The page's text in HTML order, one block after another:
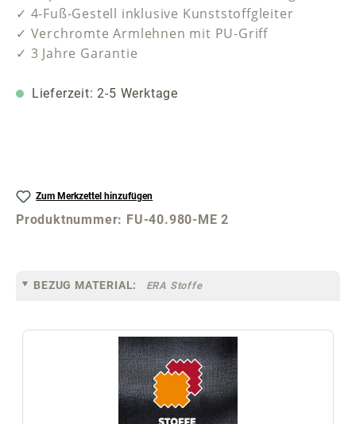
✓ 4-Fuß-Gestell inklusive Kunststoffgleiter
✓ Verchromte Armlehnen mit PU-Griff
✓ 3 Jahre Garantie
Lieferzeit: 2-5 Werktage
Zum Merkzettel hinzufügen
Produktnummer: FU-40.980-ME 2
BEZUG MATERIAL: ERA Stoffe